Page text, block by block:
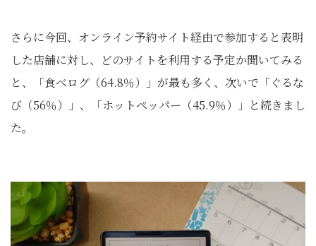
さらに今回、オンライン予約サイト経由で参加すると表明
した店舗に対し、どのサイトを利用する予定か聞いてみる
と、「食べログ（64.8％）」が最も多く、次いで「ぐるな
び（56％）」、「ホットペッパー（45.9％）」と続きまし
た。